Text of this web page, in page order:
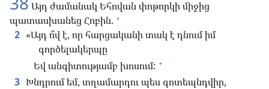
Այդ ժամանակ Եհովան փոթորկի միջից
պատասխանեց Հոբին. +
2 «Այդ ո՞վ է, որ հարցականի տակ է դնում իմ
գործելակերպը
Եվ անգիտությամբ խոսում: +
3 Խնդրում եմ, տղամարդու պես գոտեպնդվիր,